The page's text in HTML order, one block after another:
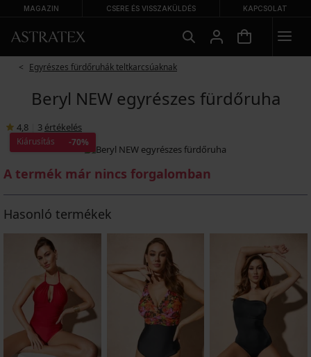
MAGAZIN CSERE ÉS VISSZAKÜLDÉS KAPCSOLAT
Egyrészes fürdőruhák teltkarcsúaknak
Beryl NEW egyrészes fürdőruha
4,8 3 értékelés
Kiárusítás -70%
A termék már nincs forgalomban
Hasonló termékek